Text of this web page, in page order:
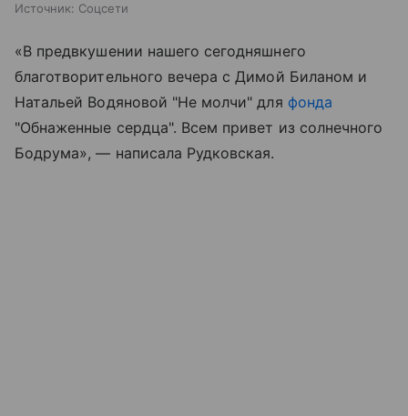
Источник: Соцсети
«В предвкушении нашего сегодняшнего
благотворительного вечера с Димой Биланом и
Натальей Водяновой "Не молчи" для фонда
"Обнаженные сердца". Всем привет из солнечного
Бодрума», — написала Рудковская.